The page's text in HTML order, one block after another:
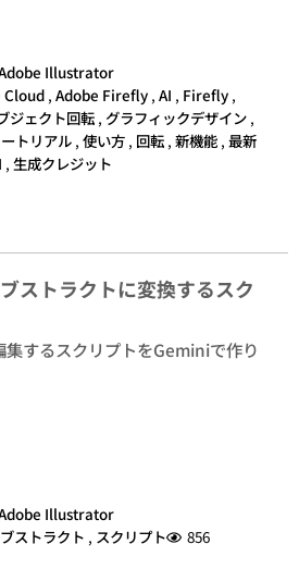
Illustrator
Cloud , Adobe Firefly , AI , Firefly ,
ジェクト回転 , グラフィックデザイン ,
トリアル , 使い方 , 回転 , 新機能 , 最新
, 生成クレジット
ストラクトに変換するスク
集するスクリプトをGeminiで作り
Illustrator
ストラクト , スクリプト 856